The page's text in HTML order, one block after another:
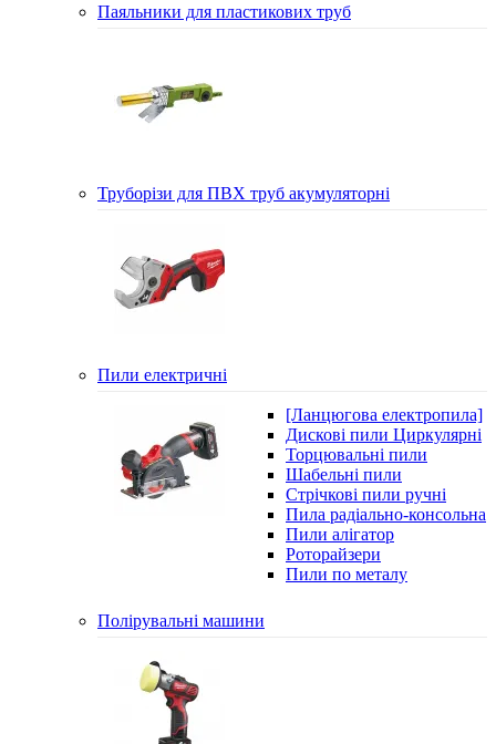
Паяльники для пластикових труб
Труборізи для ПВХ труб акумуляторні
Пили електричні
[Ланцюгова електропила]
Дискові пили Циркулярні
Торцювальні пили
Шабельні пили
Стрічкові пили ручні
Пила радіально-консольна
Пили алігатор
Роторайзери
Пили по металу
Полірувальні машини